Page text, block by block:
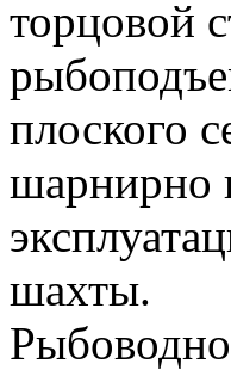
торцовой
плоского
шарнирно
шахты.